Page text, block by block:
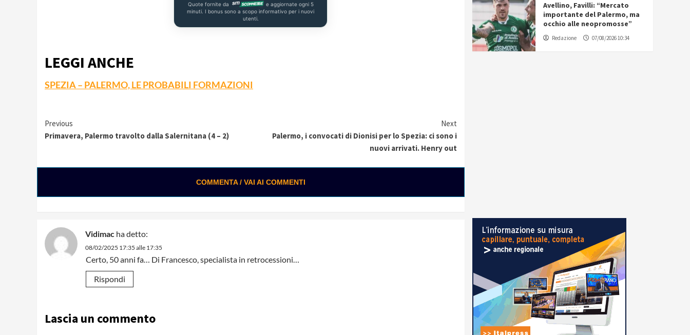
Quote fornite da
e aggiornate ogni 5
minuti. I bonus sono a scopo informativo per i nuovi
utenti.
LEGGI ANCHE
SPEZIA – PALERMO, LE PROBABILI FORMAZIONI
Continue
Reading
Previous
Primavera, Palermo travolto dalla Salernitana (4 – 2)
Next
Palermo, i convocati di Dionisi per lo Spezia: ci sono i
nuovi arrivati. Henry out
COMMENTA / VAI AI COMMENTI
Vidimac ha detto:
08/02/2025 17:35 alle 17:35
Certo, 50 anni fa… Di Francesco, specialista in retrocessioni…
Rispondi
Lascia un commento
Avellino, Favilli: “Mercato
importante del Palermo, ma
occhio alle neopromosse”
Redazione 07/08/2026 10:34